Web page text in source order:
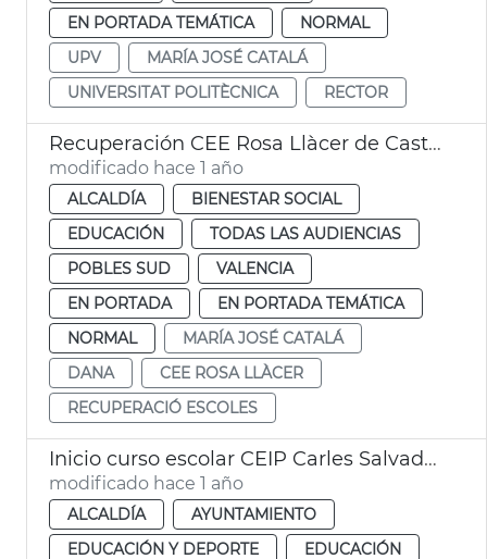
EN PORTADA TEMÁTICA
NORMAL
UPV
MARÍA JOSÉ CATALÁ
UNIVERSITAT POLITÈCNICA
RECTOR
Recuperación CEE Rosa Llàcer de Castellar
modificado hace 1 año
ALCALDÍA
BIENESTAR SOCIAL
EDUCACIÓN
TODAS LAS AUDIENCIAS
POBLES SUD
VALENCIA
EN PORTADA
EN PORTADA TEMÁTICA
NORMAL
MARÍA JOSÉ CATALÁ
DANA
CEE ROSA LLÀCER
RECUPERACIÓ ESCOLES
Inicio curso escolar CEIP Carles Salvador
modificado hace 1 año
ALCALDÍA
AYUNTAMIENTO
EDUCACIÓN Y DEPORTE
EDUCACIÓN